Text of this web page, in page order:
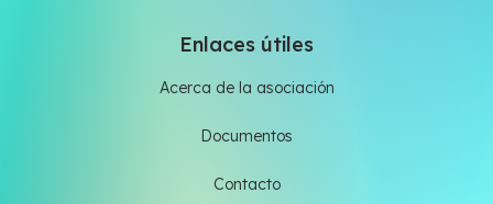
Enlaces útiles
Acerca de la asociación
Documentos
Contacto